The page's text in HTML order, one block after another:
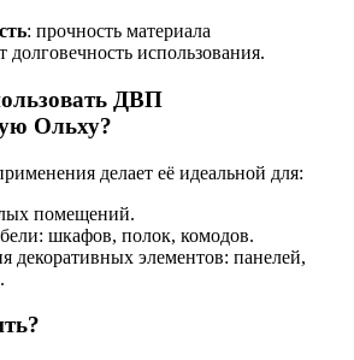
: прочность материала
долговечность использования.
ДВП
Ольху?
делает её идеальной для:
помещений.
шкафов, полок, комодов.
декоративных элементов: панелей,